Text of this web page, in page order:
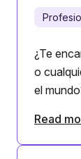
¿Te
o
el
Read